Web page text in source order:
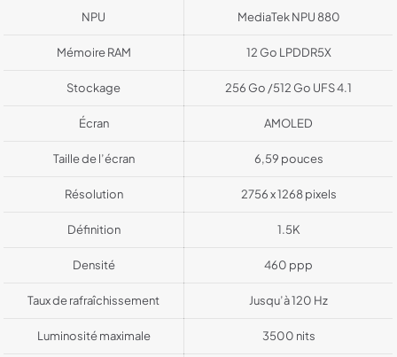
NPU MediaTek NPU 880
Mémoire RAM 12 Go LPDDR5X
Stockage 256 Go /512 Go UFS 4.1
Écran AMOLED
Taille de l’écran 6,59 pouces
Résolution 2756 x 1268 pixels
Définition 1.5K
Densité 460 ppp
Taux de rafraîchissement Jusqu’à 120 Hz
Luminosité maximale 3500 nits